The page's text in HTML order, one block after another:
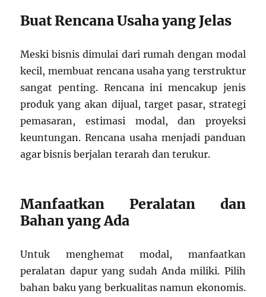
Buat Rencana Usaha yang Jelas
Meski bisnis dimulai dari rumah dengan modal
kecil, membuat rencana usaha yang terstruktur
sangat penting. Rencana ini mencakup jenis
produk yang akan dijual, target pasar, strategi
pemasaran, estimasi modal, dan proyeksi
keuntungan. Rencana usaha menjadi panduan
agar bisnis berjalan terarah dan terukur.
Manfaatkan Peralatan dan
Bahan yang Ada
Untuk menghemat modal, manfaatkan
peralatan dapur yang sudah Anda miliki. Pilih
bahan baku yang berkualitas namun ekonomis.